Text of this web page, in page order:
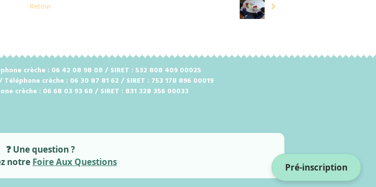
Pré-inscription
Retour
crèche : 06 42 08 98 08 / SIRET : 532 808 409 00025
crèche : 06 30 87 81 62 / SIRET : 753 178 896 00019
crèche : 06 68 03 93 68 / SIRET : 831 328 356 00033
❓ Une question ?
notre Foire Aux Questions